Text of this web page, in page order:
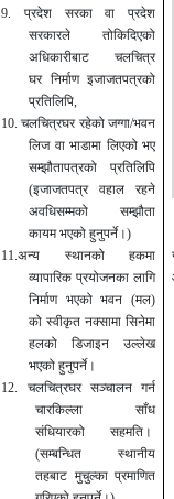
9. प्रदेश सरका वा प्रदेश
सरकारले तोकिदिएको
अधिकारीबाट चलचित्र
घर निर्माण इजाजतपत्रको
प्रतिलिपि,
10. चलचित्रघर रहेको जग्गा/भवन
लिज वा भाडामा लिएको भए
सम्झौतापत्रको प्रतिलिपि
(इजाजतपत्र वहाल रहने
अवधिसम्मको सम्झौता
कायम भएको हुनुपर्ने।)
11.अन्य स्थानको हकमा
व्यापारिक प्रयोजनका लागि
निर्माण भएको भवन (मल)
को स्वीकृत नक्सामा सिनेमा
हलको डिजाइन उल्लेख
भएको हुनुपर्ने।
12. चलचित्रघर सञ्चालन गर्न
चारकिल्ला साँध
संधियारको सहमति।
(सम्बन्धित स्थानीय
तहबाट मुचुल्का प्रमाणित